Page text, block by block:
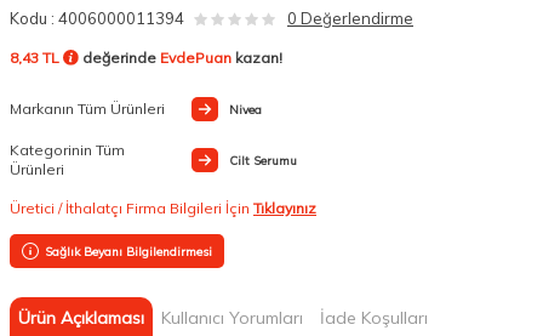
Kodu : 4006000011394 0 Değerlendirme
8,43 TL değerinde EvdePuan kazan!
Markanın Tüm Ürünleri Nivea
Kategorinin Tüm
Ürünleri
Cilt Serumu
Üretici / İthalatçı Firma Bilgileri İçin Tıklayınız
Sağlık Beyanı Bilgilendirmesi
Ürün Açıklaması Kullanıcı Yorumları İade Koşulları